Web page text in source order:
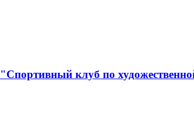
клуб по